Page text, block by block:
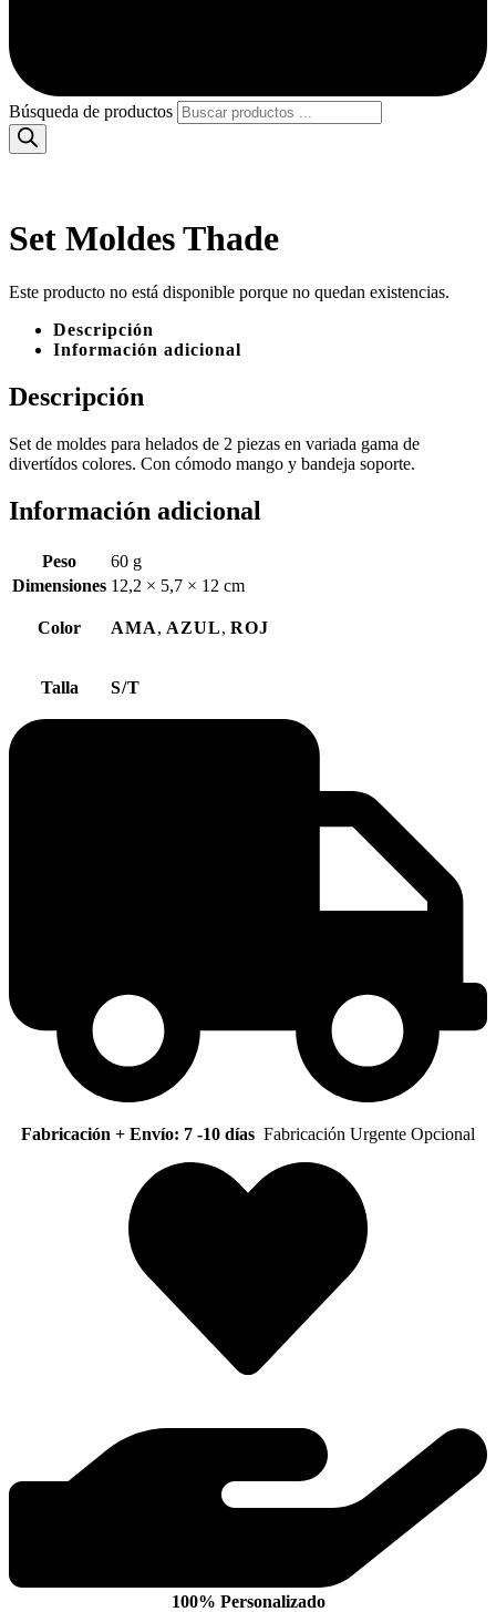
Búsqueda de productos
Set Moldes Thade
Este producto no está disponible porque no quedan existencias.
Descripción
Información adicional
Descripción
Set de moldes para helados de 2 piezas en variada gama de
divertídos colores. Con cómodo mango y bandeja soporte.
Información adicional
Peso
60 g
Dimensiones 12,2 × 5,7 × 12 cm
Color AMA, AZUL, ROJ
Talla S/T
Fabricación + Envío: 7 -10 días Fabricación Urgente Opcional
100% Personalizado